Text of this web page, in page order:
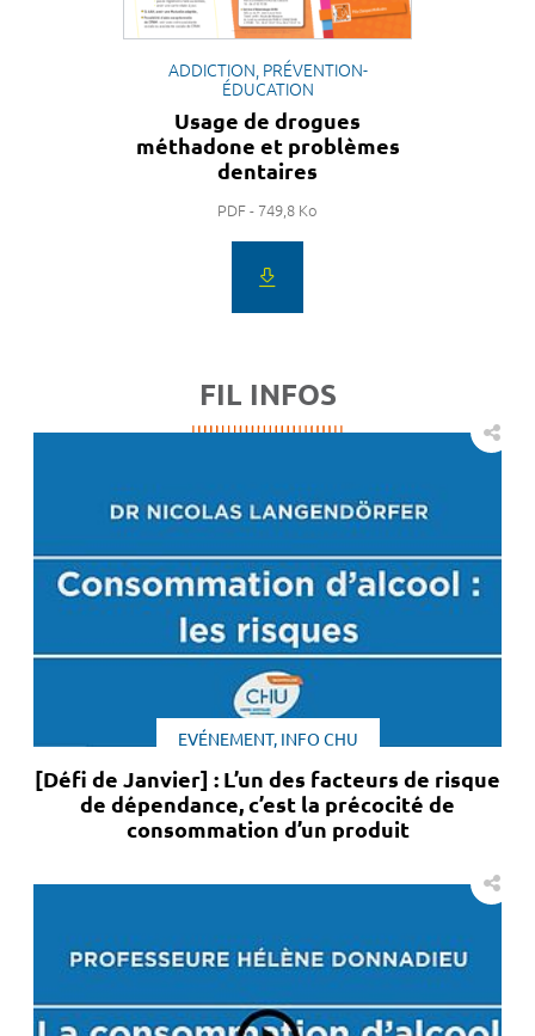
ADDICTION, PRÉVENTION-
ÉDUCATION
Usage de drogues
méthadone et problèmes
dentaires
PDF - 749,8 Ko
FIL INFOS
EVÉNEMENT, INFO CHU
[Défi de Janvier] : L’un des facteurs de risque
de dépendance, c’est la précocité de
consommation d’un produit